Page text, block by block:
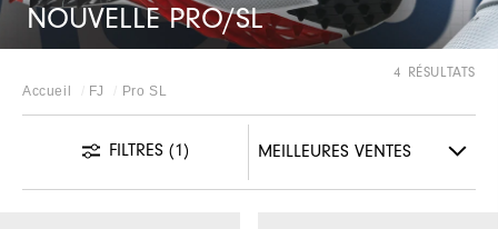
NOUVELLE PRO/SL
Accueil FJ Pro SL
4 RÉSULTATS
FILTRES (1)